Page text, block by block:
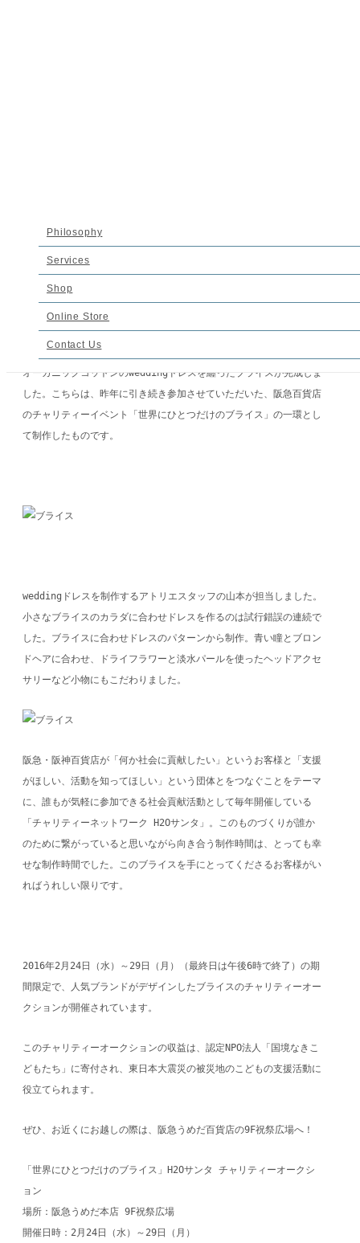
Philosophy
Services
Shop
Online Store
Contact Us
2016-02-29
オーガニックコットンのweddingドレスを纏ったブライスが完成しま
した。こちらは、昨年に引き続き参加させていただいた、阪急百貨店
のチャリティーイベント「世界にひとつだけのブライス」の一環とし
て制作したものです。
weddingドレスを制作するアトリエスタッフの山本が担当しました。
小さなブライスのカラダに合わせドレスを作るのは試行錯誤の連続で
した。ブライスに合わせドレスのパターンから制作。青い瞳とブロン
ドヘアに合わせ、ドライフラワーと淡水パールを使ったヘッドアクセ
サリーなど小物にもこだわりました。
阪急・阪神百貨店が「何か社会に貢献したい」というお客様と「支援
がほしい、活動を知ってほしい」という団体とをつなぐことをテーマ
に、誰もが気軽に参加できる社会貢献活動として毎年開催している
「チャリティーネットワーク H2Oサンタ」。このものづくりが誰か
のために繋がっていると思いながら向き合う制作時間は、とっても幸
せな制作時間でした。このブライスを手にとってくださるお客様がい
ればうれしい限りです。
2016年2月24日（水）～29日（月）（最終日は午後6時で終了）の期
間限定で、人気ブランドがデザインしたブライスのチャリティーオー
クションが開催されています。
このチャリティーオークションの収益は、認定NPO法人「国境なきこ
どもたち」に寄付され、東日本大震災の被災地のこどもの支援活動に
役立てられます。
ぜひ、お近くにお越しの際は、阪急うめだ百貨店の9F祝祭広場へ！
「世界にひとつだけのブライス」H2Oサンタ チャリティーオークシ
ョン
場所：阪急うめだ本店 9F祝祭広場
開催日時：2月24日（水）～29日（月）